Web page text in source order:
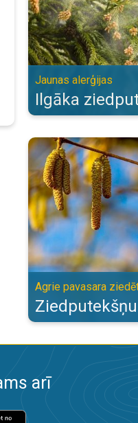
Jaunas alerģijas
Ilgāka
Ziedputekšņu
Agrie pavasara
arī